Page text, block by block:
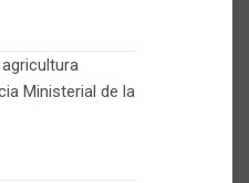
Ministerial de la